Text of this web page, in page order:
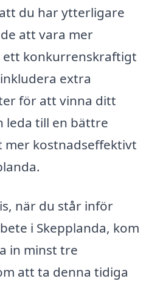
du har ytterligare
att vara mer
ett konkurrenskraftigt
extra
för att vinna ditt
leda till en bättre
mer kostnadseffektivt
när du står inför
i Skepplanda, kom
in minst tre
att ta denna tidiga